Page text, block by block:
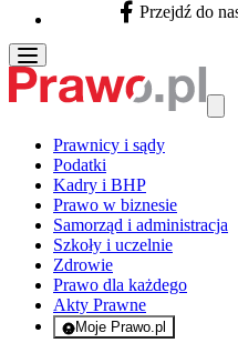
Facebook - otwiera
Przejdź do
Prawnicy i sądy
Podatki
Kadry i BHP
Prawo w biznesie
Samorząd i administracja
Szkoły i uczelnie
Zdrowie
Prawo dla każdego
Akty Prawne
Moje Prawo.pl
- rejestracja i